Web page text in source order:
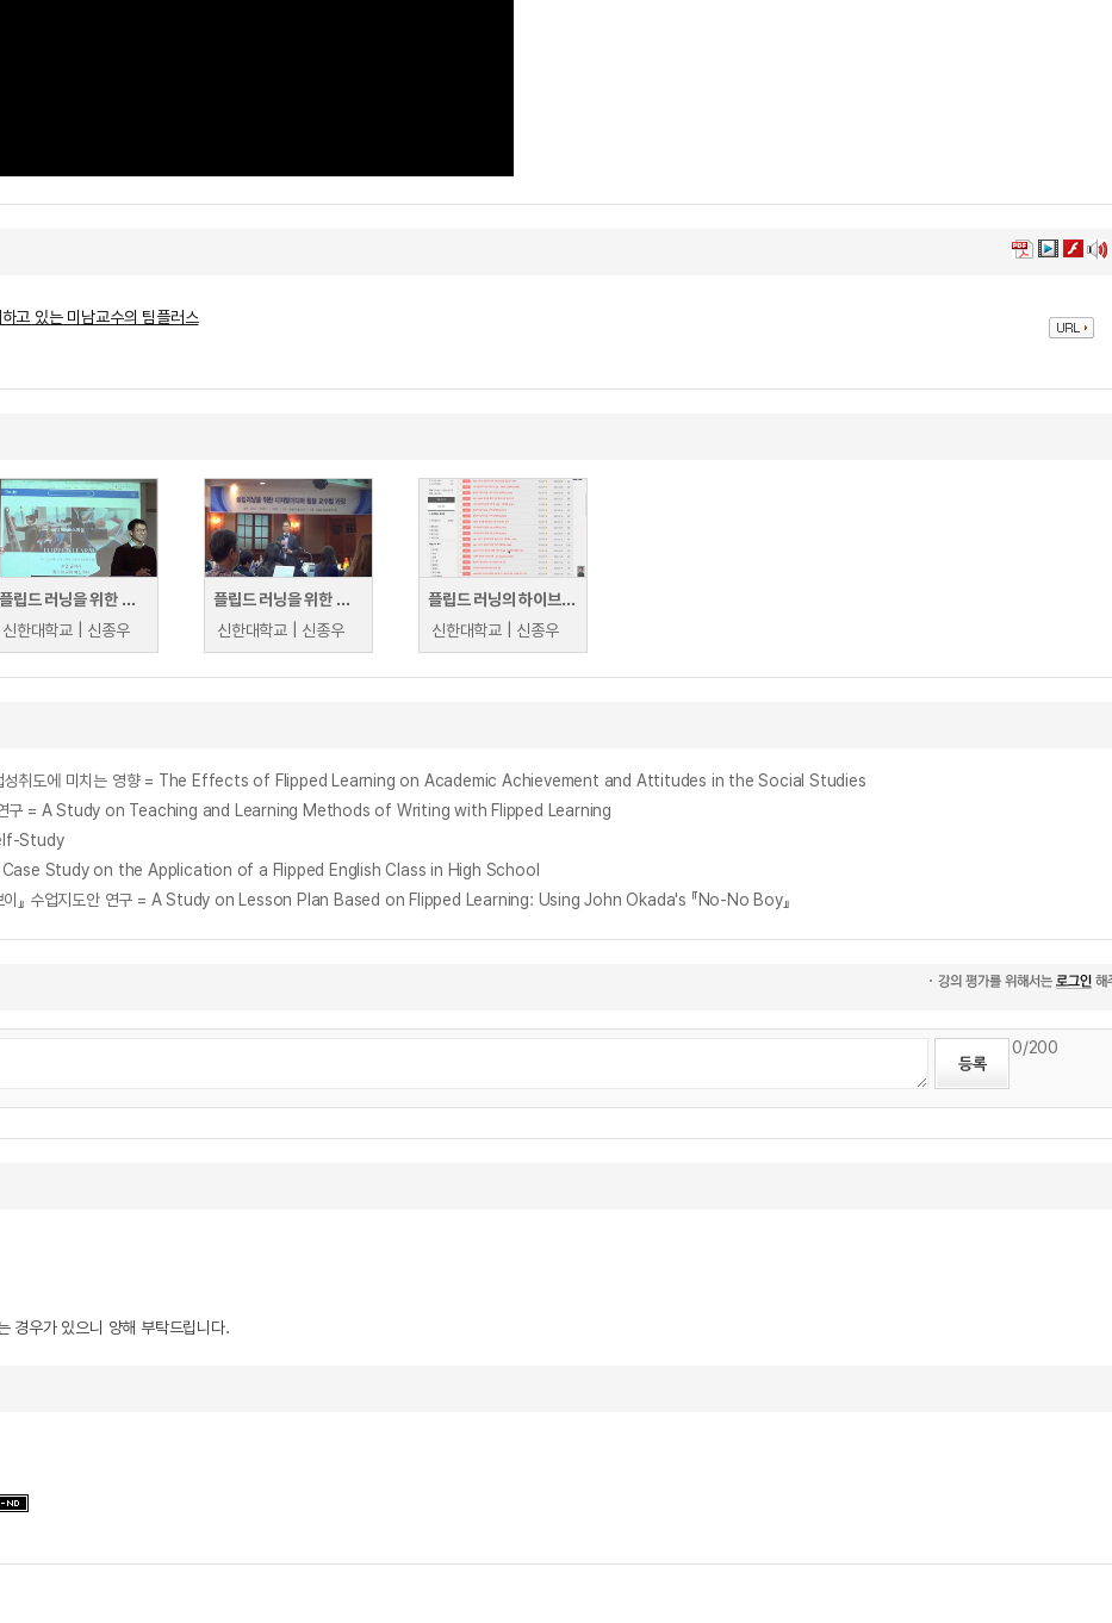
고 있는 미남교수의 팀플러스
플립드 러닝을 위한 콘텐츠 제작 및 동영상 편집 활용 교수법 (가톨릭관동대학교)
신한대학교 | 신종우
플립드 러닝을 위한 디지털 미디어 교수법 - 대교협 고등교육연수원
신한대학교 | 신종우
플립드 러닝의 하이브리드 교수법 실제 사례
신한대학교 | 신종우
업성취도에 미치는 영향 = The Effects of Flipped Learning on Academic Achievement and Attitudes in the Social Studies
연구 = A Study on Teaching and Learning Methods of Writing with Flipped Learning
Study
A Case Study on the Application of a Flipped English Class in High School
이』 수업지도안 연구 = A Study on Lesson Plan Based on Flipped Learning: Using John Okada's 『No-No Boy』
0/200
경우가 있으니 양해 부탁드립니다.